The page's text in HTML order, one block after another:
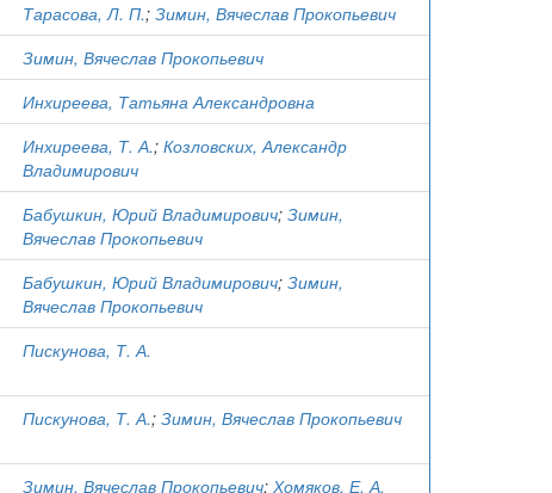
Тарасова, Л. П.; Зимин, Вячеслав Прокопьевич
Зимин, Вячеслав Прокопьевич
Инхиреева, Татьяна Александровна
Инхиреева, Т. А.; Козловских, Александр
Владимирович
Бабушкин, Юрий Владимирович; Зимин,
Вячеслав Прокопьевич
Бабушкин, Юрий Владимирович; Зимин,
Вячеслав Прокопьевич
Пискунова, Т. А.
Пискунова, Т. А.; Зимин, Вячеслав Прокопьевич
Зимин, Вячеслав Прокопьевич; Хомяков, Е. А.